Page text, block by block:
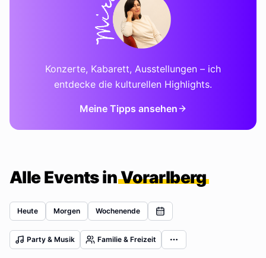
Konzerte, Kabarett, Ausstellungen – ich
entdecke die kulturellen Highlights.
Meine Tipps ansehen
Alle Events inVorarlberg
Heute Morgen Wochenende
Party & Musik Familie & Freizeit